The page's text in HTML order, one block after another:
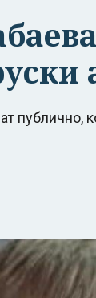
публично,